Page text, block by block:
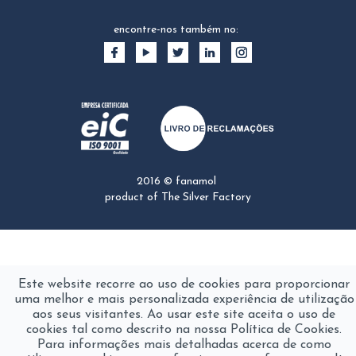
encontre-nos também no:
2016 © fanamol
product of
The Silver Factory
Este website recorre ao uso de cookies para proporcionar
uma melhor e mais personalizada experiência de utilização
aos seus visitantes. Ao usar este site aceita o uso de
cookies tal como descrito na nossa Política de Cookies.
Para informações mais detalhadas acerca de como